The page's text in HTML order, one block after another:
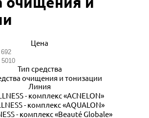
Цена
Тип средства
очищения и тонизации
Линия
- комплекс «ACNELON»
- комплекс «AQUALON»
- комплекс «Beauté Globale»